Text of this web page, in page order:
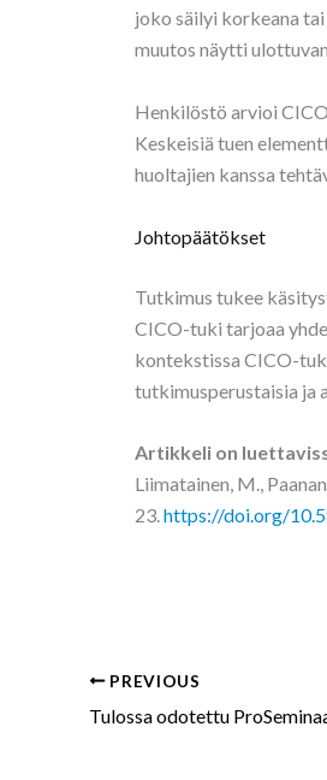
joko säilyi korkeana
muutos näytti
Henkilöstö arvioi
Keskeisiä tuen
huoltajien kanssa
Johtopäätökset
Tutkimus tukee
CICO-tuki tarjoaa
kontekstissa CICO-
tutkimusperustaisia ja
Artikkeli on
Liimatainen, M.,
23.https://doi.org/
PREVIOUS
Tulossa odotettu